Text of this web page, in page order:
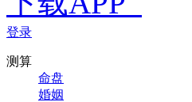
登录
测算
命盘
婚姻